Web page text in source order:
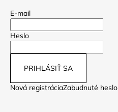
E-mail
Heslo
PRIHLÁSIŤ SA
Nová registráciaZabudnuté heslo